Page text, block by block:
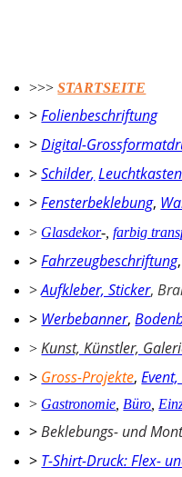
>>>STARTSEITE
>Folienbeschriftung
>Digital-
>Schilder,
>Fensterbeklebung,
> Glasdekor- ,farbig
>Fahrzeugbeschriftung,
>Aufkleber, Sticker,
> Werbebanner,
> Kunst, Künstler,
> Gross-Projekte,
> Gastronomie Büro
>Beklebungs- und
> T-Shirt-Druck: Flex-